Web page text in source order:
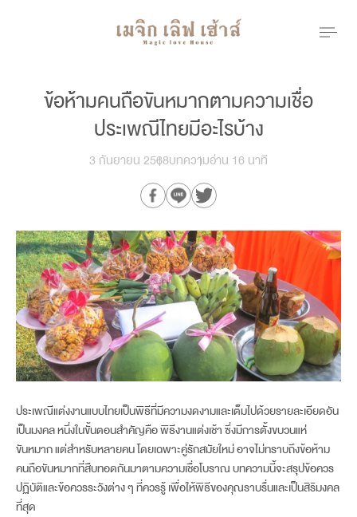
Our Branch
menu
ข้อห้ามคนถือขันหมากตามความเชื่อ
ประเพณีไทยมีอะไรบ้าง
3 กันยายน 2568บทความอ่าน 16 นาที
ประเพณีแต่งงานแบบไทยเป็นพิธีที่มีความงดงามและเต็มไปด้วยรายละเอียดอัน
เป็นมงคล หนึ่งในขั้นตอนสำคัญคือ พิธีงานแต่งเช้า ซึ่งมีการตั้งขบวนแห่
ขันหมาก แต่สำหรับหลายคน โดยเฉพาะคู่รักสมัยใหม่ อาจไม่ทราบถึงข้อห้าม
คนถือขันหมากที่สืบทอดกันมาตามความเชื่อโบราณ บทความนี้จะสรุปข้อควร
ปฏิบัติและข้อควรระวังต่าง ๆ ที่ควรรู้ เพื่อให้พิธีของคุณราบรื่นและเป็นสิริมงคล
ที่สุด